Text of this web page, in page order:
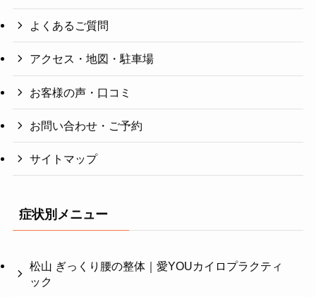
よくあるご質問
アクセス・地図・駐車場
お客様の声・口コミ
お問い合わせ・ご予約
サイトマップ
症状別メニュー
松山 ぎっくり腰の整体｜愛YOUカイロプラクティ
ック